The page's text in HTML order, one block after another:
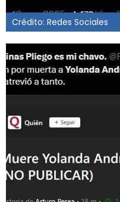
Crédito: Redes Sociales